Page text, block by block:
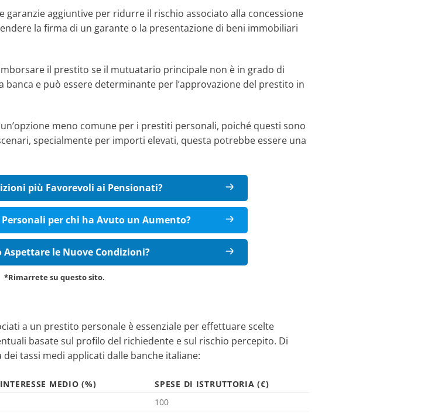
garanzie aggiuntive per ridurre il rischio associato alla concessione
la firma di un garante o la presentazione di beni immobiliari
il prestito se il mutuatario principale non è in grado di
e può essere determinante per l’approvazione del prestito in
meno comune per i prestiti personali, poiché questi sono
specialmente per importi elevati, questa potrebbe essere una
più Favorevoli ai Pensionati?
per chi ha Avuto un Aumento?
le Nuove Condizioni?
*Rimarrete su questo sito.
a un prestito personale è essenziale per effettuare scelte
basate sul profilo del richiedente e sul rischio percepito. Di
tassi medi applicati dalle banche italiane:
MEDIO (%)
SPESE DI ISTRUTTORIA (€)
100